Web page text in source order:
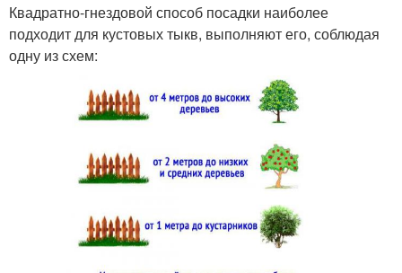
Квадратно-гнездовой способ посадки наиболее
подходит для кустовых тыкв, выполняют его, соблюдая
одну из схем: